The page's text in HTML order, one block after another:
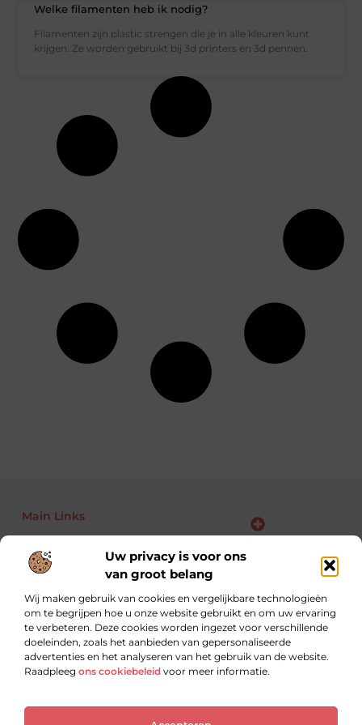
Uw privacy is voor ons
van groot belang
Wij maken gebruik van cookies en vergelijkbare technologieën
om te begrijpen hoe u onze website gebruikt en om uw ervaring
te verbeteren. Deze cookies worden ingezet voor verschillende
doeleinden, zoals het aanbieden van gepersonaliseerde
advertenties en het analyseren van het gebruik van de website.
Raadpleeg ons cookiebeleid voor meer informatie.
Welke filamenten heb ik nodig?
Filamenten zijn plastic strengen die je in alle kleuren kunt
krijgen. Ze worden gebruikt bij 3d printers en 3d pennen.
Main Links
Bekende Nederlanders
Altijd op zoek naar nieuwe inzichten.
Lees, leer en ontdek met blogs over uiteenlopende
onderwerpen.